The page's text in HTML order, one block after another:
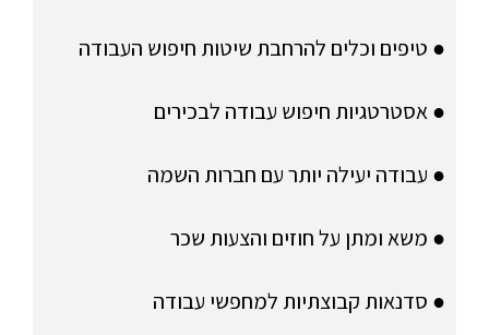
● טיפים וכלים להרחבת שיטות חיפוש העבודה
● אסטרטגיות חיפוש עבודה לבכירים
● עבודה יעילה יותר עם חברות השמה
● משא ומתן על חוזים והצעות שכר
● סדנאות קבוצתיות למחפשי עבודה